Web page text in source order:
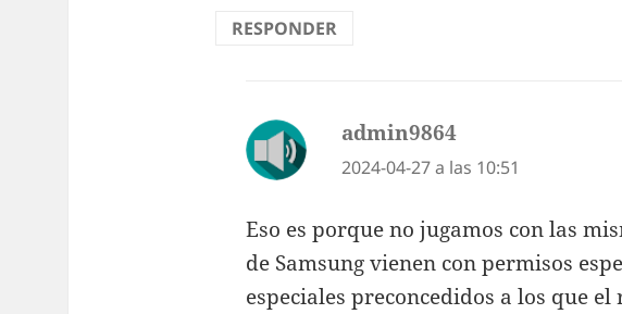
RESPONDER
admin9864
2024-04-27 a las 10:51
Eso es porque no jugamos con las
de Samsung vienen con permisos
especiales preconcedidos a los que el